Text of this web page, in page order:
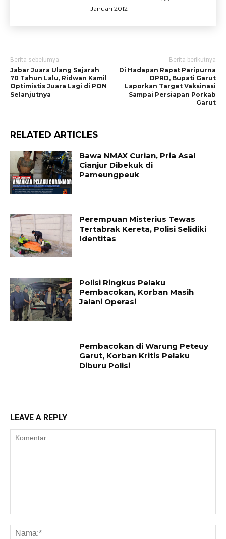
Januari 2012
Berita sebelumya
Jabar Juara Ulang Sejarah
70 Tahun Lalu, Ridwan Kamil
Optimistis Juara Lagi di PON
Selanjutnya
Berita berikutnya
Di Hadapan Rapat Paripurna
DPRD, Bupati Garut
Laporkan Target Vaksinasi
Sampai Persiapan Porkab
Garut
RELATED ARTICLES
Bawa NMAX Curian, Pria Asal
Cianjur Dibekuk di
Pameungpeuk
Perempuan Misterius Tewas
Tertabrak Kereta, Polisi Selidiki
Identitas
Polisi Ringkus Pelaku
Pembacokan, Korban Masih
Jalani Operasi
Pembacokan di Warung Peteuy
Garut, Korban Kritis Pelaku
Diburu Polisi
LEAVE A REPLY